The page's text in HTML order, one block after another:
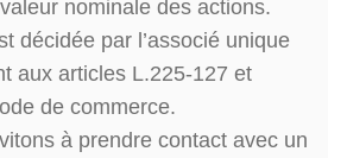
nominale des actions.
décidée par l’associé unique
aux articles L.225-127 et
de commerce.
à prendre contact avec un